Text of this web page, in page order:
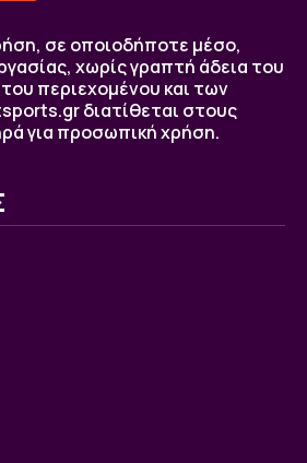
σε οποιοδήποτε μέσο,
χωρίς γραπτή άδεια του
περιεχομένου και των
διατίθεται στους
για προσωπική χρήση.